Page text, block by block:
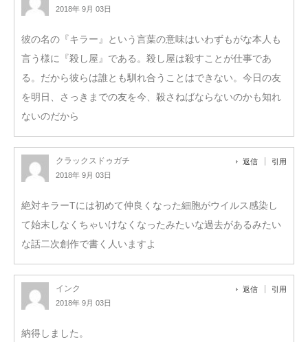
2018年 9月 03日
彼の名の『キラー』という言葉の意味はいわずもがな本人も
言う様に『殺し屋』である。殺し屋は殺すことが仕事であ
る。だから彼らは誰とも馴れ合うことはできない。今日の友
を明日、さっきまでの友を今、殺さねばならないのかも知れ
ないのだから
クラックスドゥガチ
2018年 9月 03日
返信 引用
絶対キラーTには初めて仲良くなった細胞がウイルス感染し
て始末しなくちゃいけなくなったみたいな過去があるみたい
な話二次創作で書く人いますよ
インク
2018年 9月 03日
返信 引用
納得しました。